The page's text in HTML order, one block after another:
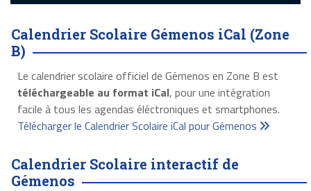
Calendrier Scolaire Gémenos iCal (Zone
B)
Le calendrier scolaire officiel de Gémenos en Zone B est
téléchargeable au format iCal, pour une intégration
facile à tous les agendas éléctroniques et smartphones.
Télécharger le Calendrier Scolaire iCal pour Gémenos
Calendrier Scolaire interactif de
Gémenos